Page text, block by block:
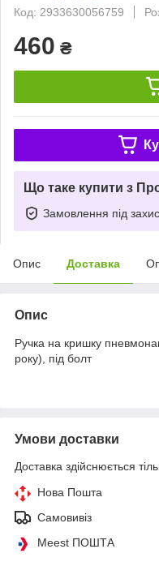
Код: 2933630056759
460 ₴
Що таке купити з
Замовлення під
Опис Доставка
Опис
Ручка на кришку
року), під болт
Умови доставки
Доставка здійснюється
Нова Пошта
Самовивіз
Meest ПОШТА